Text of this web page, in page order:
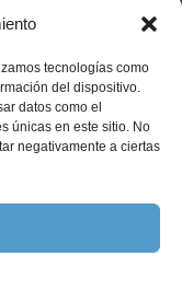
tecnologías como
del dispositivo.
datos como el
únicas en este sitio. No
negativamente a ciertas
98032
Behavioral